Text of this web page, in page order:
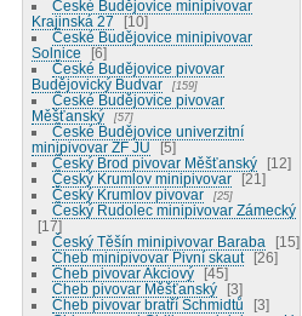
České Budějovice minipivovar
Krajinská 27
10
České Budějovice minipivovar
Solnice
6
České Budějovice pivovar
Budějovický Budvar
159
České Budějovice pivovar
Měšťanský
57
České Budějovice univerzitní
minipivovar ZF JU
5
Český Brod pivovar Měšťanský
12
Český Krumlov minipivovar
21
Český Krumlov pivovar
25
Český Rudolec minipivovar Zámecký
17
Český Těšín minipivovar Baraba
15
Cheb minipivovar Pivní skaut
26
Cheb pivovar Akciový
45
Cheb pivovar Měšťanský
3
Cheb pivovar bratří Schmidtů
3